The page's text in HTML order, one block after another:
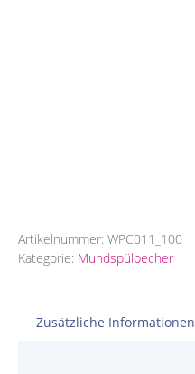
Artikelnummer: WPC011_100
Kategorie: Mundspülbecher
Zusätzliche Informationen